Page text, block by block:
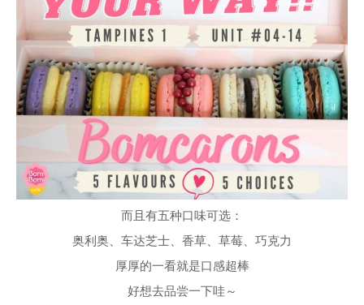
而且有五种口味可选：
奥利奥、车达芝士、香草、草莓、巧克力
厚厚的一看就是口感超棒
好想去品尝一下哇～